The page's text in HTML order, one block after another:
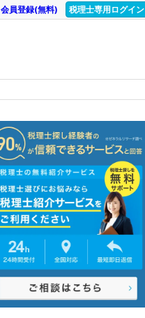
税理士専用ログイン
会員登録(無料)